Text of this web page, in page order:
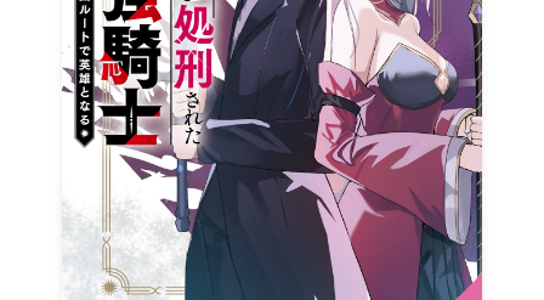
オーバーラップノベルスf
ロサージュノベルス
コミックガルド